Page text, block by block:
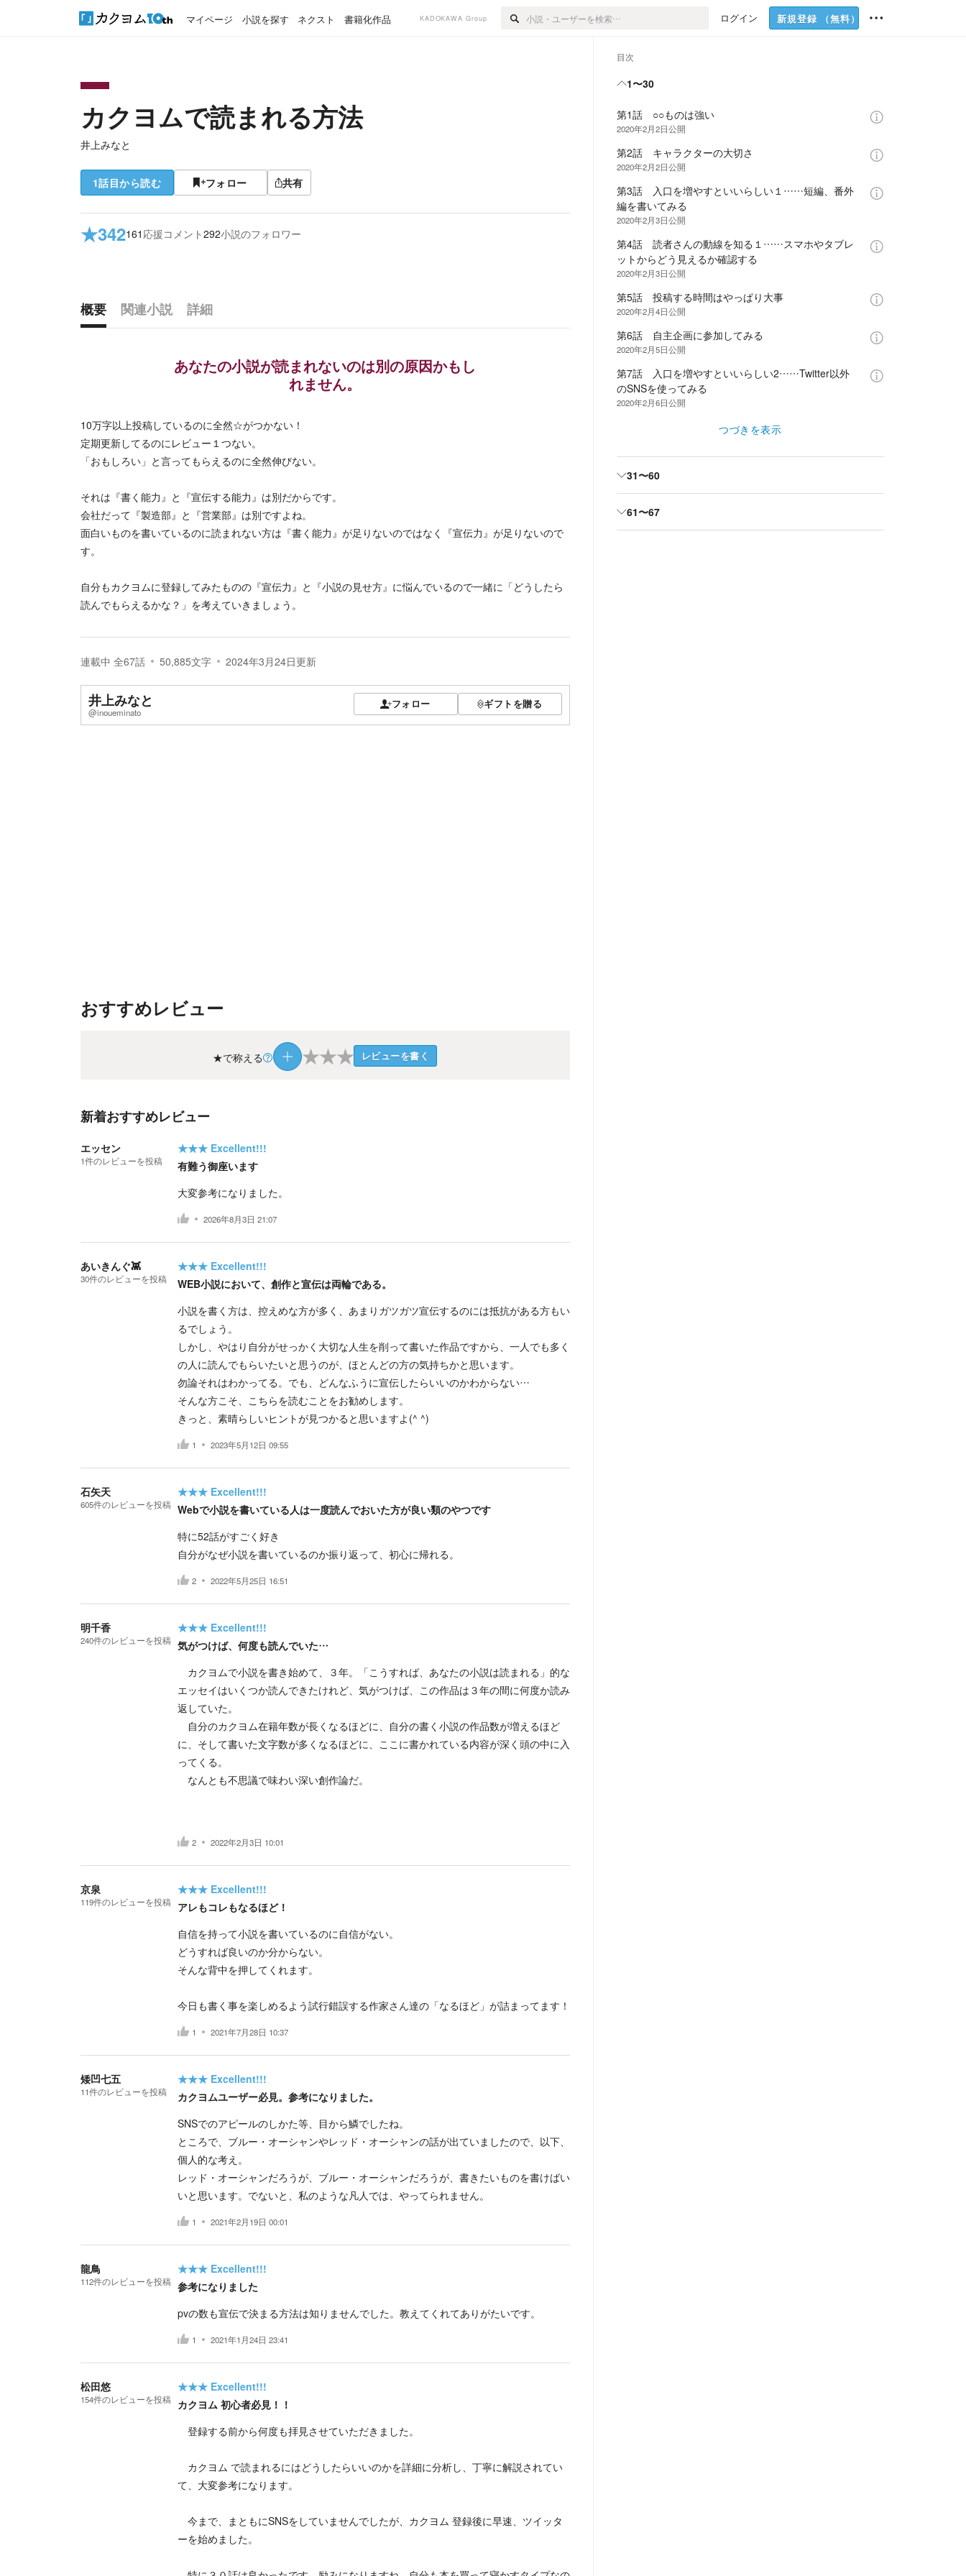
マイページ 小説を探す ネクスト 書籍化作品 KADOKAWA Group ログイン 新規登録 （無料）
カクヨムで読まれる方法
井上みなと
1話目から読む フォロー 共有
★342161 応援コメント292小説のフォロワー
概要 関連小説
詳細
あなたの小説が読まれないのは別の原因かもし
れません。
10万字以上投稿しているのに全然☆がつかない！
定期更新してるのにレビュー１つない。
「おもしろい」と言ってもらえるのに全然伸びない。
それは『書く能力』と『宣伝する能力』は別だからです。
会社だって『製造部』と『営業部』は別ですよね。
面白いものを書いているのに読まれない方は『書く能力』が足りないのではなく『宣伝力』が足りないので
す。
自分もカクヨムに登録してみたものの『宣伝力』と『小説の見せ方』に悩んでいるので一緒に「どうしたら
読んでもらえるかな？」を考えていきましょう。
連載中 全67話 50,885文字 2024年3月24日更新
井上みなと
@inoueminato
フォロー ギフトを贈る
おすすめレビュー
★で称える ★★★ レビューを書く
新着おすすめレビュー
エッセン
1件のレビューを投稿
★★★ Excellent!!!
有難う御座います
大変参考になりました。
2026年8月3日 21:07
あいきんぐ👾
30件のレビューを投稿
★★★ Excellent!!!
WEB小説において、創作と宣伝は両輪である。
小説を書く方は、控えめな方が多く、あまりガツガツ宣伝するのには抵抗がある方もい
るでしょう。
しかし、やはり自分がせっかく大切な人生を削って書いた作品ですから、一人でも多く
の人に読んでもらいたいと思うのが、ほとんどの方の気持ちかと思います。
勿論それはわかってる。でも、どんなふうに宣伝したらいいのかわからない…
そんな方こそ、こちらを読むことをお勧めします。
きっと、素晴らしいヒントが見つかると思いますよ(^ ^)
1 2023年5月12日 09:55
石矢天
605件のレビューを投稿
★★★ Excellent!!!
Webで小説を書いている人は一度読んでおいた方が良い類のやつです
特に52話がすごく好き
自分がなぜ小説を書いているのか振り返って、初心に帰れる。
2 2022年5月25日 16:51
明千香
240件のレビューを投稿
★★★ Excellent!!!
気がつけば、何度も読んでいた…
カクヨムで小説を書き始めて、３年。「こうすれば、あなたの小説は読まれる」的な
エッセイはいくつか読んできたけれど、気がつけば、この作品は３年の間に何度か読み
返していた。
自分のカクヨム在籍年数が長くなるほどに、自分の書く小説の作品数が増えるほど
に、そして書いた文字数が多くなるほどに、ここに書かれている内容が深く頭の中に入
ってくる。
なんとも不思議で味わい深い創作論だ。
2 2022年2月3日 10:01
京泉
119件のレビューを投稿
★★★ Excellent!!!
アレもコレもなるほど！
自信を持って小説を書いているのに自信がない。
どうすれば良いのか分からない。
そんな背中を押してくれます。
今日も書く事を楽しめるよう試行錯誤する作家さん達の「なるほど」が詰まってます！
1 2021年7月28日 10:37
矮凹七五
11件のレビューを投稿
★★★ Excellent!!!
カクヨムユーザー必見。参考になりました。
SNSでのアピールのしかた等、目から鱗でしたね。
ところで、ブルー・オーシャンやレッド・オーシャンの話が出ていましたので、以下、
個人的な考え。
レッド・オーシャンだろうが、ブルー・オーシャンだろうが、書きたいものを書けばい
いと思います。でないと、私のような凡人では、やってられません。
1 2021年2月19日 00:01
龍鳥
112件のレビューを投稿
★★★ Excellent!!!
参考になりました
pvの数も宣伝で決まる方法は知りませんでした。教えてくれてありがたいです。
1 2021年1月24日 23:41
松田悠
154件のレビューを投稿
★★★ Excellent!!!
カクヨム 初心者必見！！
登録する前から何度も拝見させていただきました。
カクヨム で読まれるにはどうしたらいいのかを詳細に分析し、丁寧に解説されてい
て、大変参考になります。
今まで、まともにSNSをしていませんでしたが、カクヨム 登録後に早速、ツイッタ
ーを始めました。
目次
1〜30
第1話 ○○ものは強い
2020年2月2日公開
第2話 キャラクターの大切さ
2020年2月2日公開
第3話 入口を増やすといいらしい１……短編、番外
編を書いてみる
2020年2月3日公開
第4話 読者さんの動線を知る１……スマホやタブレ
ットからどう見えるか確認する
2020年2月3日公開
第5話 投稿する時間はやっぱり大事
2020年2月4日公開
第6話 自主企画に参加してみる
2020年2月5日公開
第7話 入口を増やすといいらしい2……Twitter以外
のSNSを使ってみる
2020年2月6日公開
つづきを表示
31〜60
61〜67